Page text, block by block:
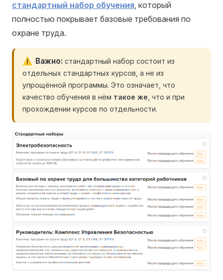
стандартный набор обучения, который
полностью покрывает базовые требования по
охране труда.
Важно стандартный набор состоит из
отдельных стандартных курсов, а не из
упрощённой программы. Это означает, что
качество обучения в нём такое же , что и при
прохождении курсов по отдельности.